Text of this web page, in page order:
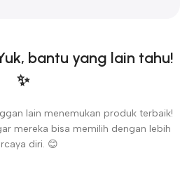
bantu yang lain tahu!
✨
lain menemukan produk terbaik!
mereka bisa memilih dengan lebih
diri. 😊